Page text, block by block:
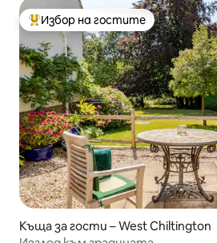
Най-популярен избор на гостите
Избор на гостите
Къща за гости – West Chiltington